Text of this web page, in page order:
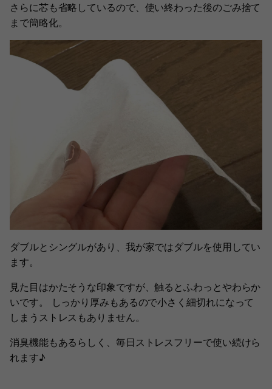
さらに芯も省略しているので、使い終わった後のごみ捨て
まで簡略化。
ダブルとシングルがあり、我が家ではダブルを使用してい
ます。
見た目はかたそうな印象ですが、触るとふわっとやわらか
いです。 しっかり厚みもあるので小さく細切れになって
しまうストレスもありません。
消臭機能もあるらしく、毎日ストレスフリーで使い続けら
れます♪